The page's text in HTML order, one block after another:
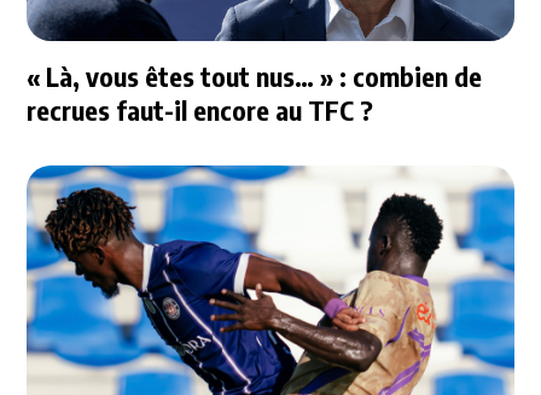
« Là, vous êtes tout nus… » : combien de
recrues faut-il encore au TFC ?